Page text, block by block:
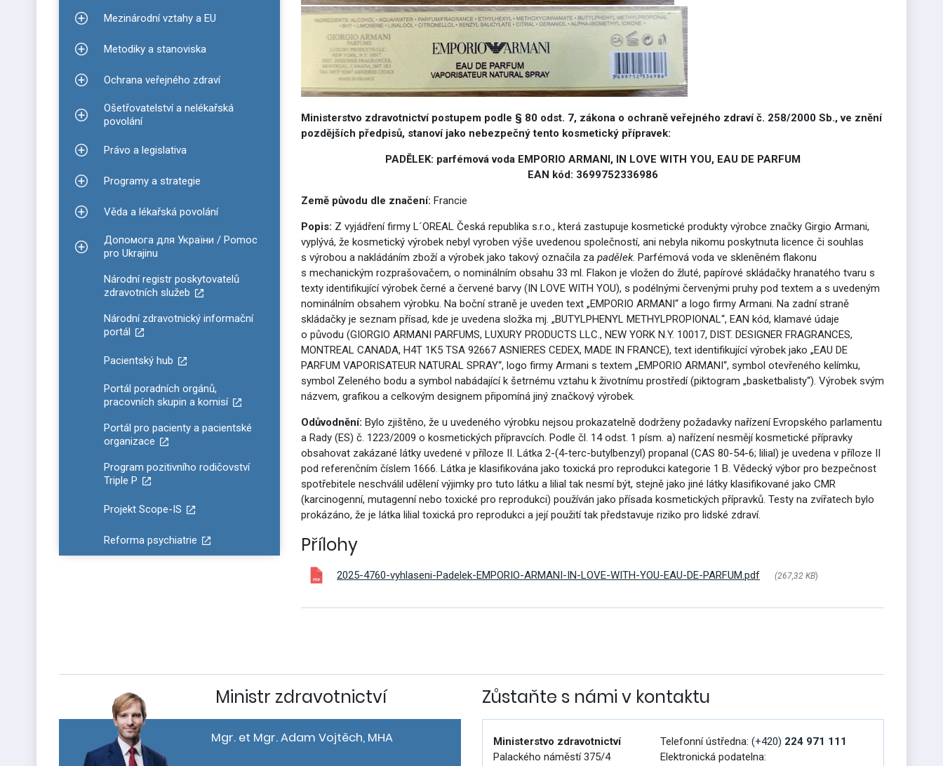
Zobrazit podmenu pro Mezinárodní vztahy a EU
Mezinárodní vztahy a EU
Zobrazit podmenu pro Metodiky a stanoviska
Metodiky a stanoviska
Zobrazit podmenu pro Ochrana veřejného zdraví
Ochrana veřejného zdraví
Zobrazit podmenu pro Ošetřovatelství a nelékařská povolání
Ošetřovatelství a nelékařská
povolání
Zobrazit podmenu pro Právo a legislativa
Právo a legislativa
Zobrazit podmenu pro Programy a strategie
Programy a strategie
Zobrazit podmenu pro Věda a lékařská povolání
Věda a lékařská povolání
Zobrazit podmenu pro Допомога для України / Pomoc pro Ukrajinu
Допомога для України / Pomoc
pro Ukrajinu
Národní registr poskytovatelů
zdravotních služeb
Národní zdravotnický informační
portál
Pacientský hub
Portál poradních orgánů,
pracovních skupin a komisí
Portál pro pacienty a pacientské
organizace
Program pozitivního rodičovství
Triple P
Projekt Scope-IS
Reforma psychiatrie
Ministerstvo zdravotnictví postupem podle § 80 odst. 7, zákona o ochraně veřejného zdraví č. 258/2000 Sb., ve znění
pozdějších předpisů, stanoví jako nebezpečný tento kosmetický přípravek:
PADĚLEK: parfémová voda EMPORIO ARMANI, IN LOVE WITH YOU, EAU DE PARFUM
EAN kód: 3699752336986
Země původu dle značení: Francie
Popis: Z vyjádření firmy L´OREAL Česká republika s.r.o., která zastupuje kosmetické produkty výrobce značky Girgio Armani,
vyplývá, že kosmetický výrobek nebyl vyroben výše uvedenou společností, ani nebyla nikomu poskytnuta licence či souhlas
s výrobou a nakládáním zboží a výrobek jako takový označila za padělek. Parfémová voda ve skleněném flakonu
s mechanickým rozprašovačem, o nominálním obsahu 33 ml. Flakon je vložen do žluté, papírové skládačky hranatého tvaru s
texty identifikující výrobek černé a červené barvy (IN LOVE WITH YOU), s podélnými červenými pruhy pod textem a s uvedeným
nominálním obsahem výrobku. Na boční straně je uveden text „EMPORIO ARMANI“ a logo firmy Armani. Na zadní straně
skládačky je seznam přísad, kde je uvedena složka mj. „BUTYLPHENYL METHYLPROPIONAL“, EAN kód, klamavé údaje
o původu (GIORGIO ARMANI PARFUMS, LUXURY PRODUCTS LLC., NEW YORK N.Y. 10017, DIST. DESIGNER FRAGRANCES,
MONTREAL CANADA, H4T 1K5 TSA 92667 ASNIERES CEDEX, MADE IN FRANCE), text identifikující výrobek jako „EAU DE
PARFUM VAPORISATEUR NATURAL SPRAY“, logo firmy Armani s textem „EMPORIO ARMANI“, symbol otevřeného kelímku,
symbol Zeleného bodu a symbol nabádající k šetrnému vztahu k životnímu prostředí (piktogram „basketbalisty“). Výrobek svým
názvem, grafikou a celkovým designem připomíná jiný značkový výrobek.
Odůvodnění: Bylo zjištěno, že u uvedeného výrobku nejsou prokazatelně dodrženy požadavky nařízení Evropského parlamentu
a Rady (ES) č. 1223/2009 o kosmetických přípravcích. Podle čl. 14 odst. 1 písm. a) nařízení nesmějí kosmetické přípravky
obsahovat zakázané látky uvedené v příloze II. Látka 2-(4-terc-butylbenzyl) propanal (CAS 80-54-6; lilial) je uvedena v příloze II
pod referenčním číslem 1666. Látka je klasifikována jako toxická pro reprodukci kategorie 1 B. Vědecký výbor pro bezpečnost
spotřebitele neschválil udělení výjimky pro tuto látku a lilial tak nesmí být, stejně jako jiné látky klasifikované jako CMR
(karcinogenní, mutagenní nebo toxické pro reprodukci) používán jako přísada kosmetických přípravků. Testy na zvířatech bylo
prokázáno, že je látka lilial toxická pro reprodukci a její použití tak představuje riziko pro lidské zdraví.
Přílohy
2025-4760-vyhlaseni-Padelek-EMPORIO-ARMANI-IN-LOVE-WITH-YOU-EAU-DE-PARFUM.pdf (267,32 KB)
Ministr zdravotnictví
Mgr. et Mgr. Adam Vojtěch, MHA
Zůstaňte s námi v kontaktu
Ministerstvo zdravotnictví
Palackého náměstí 375/4
Telefonní ústředna: (+420) 224 971 111
Elektronická podatelna: